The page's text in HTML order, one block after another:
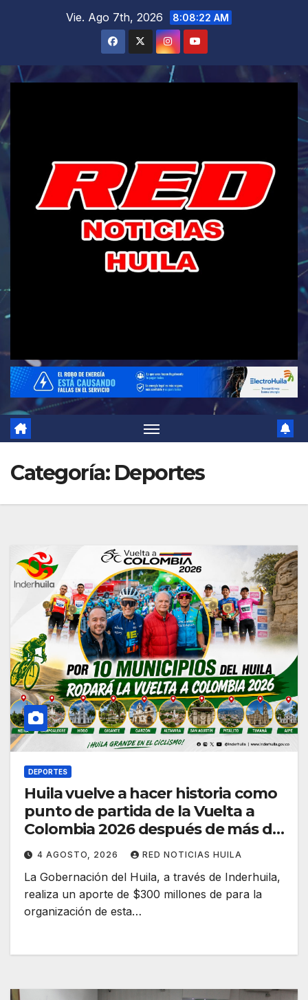
Vie. Ago 7th, 2026 8:08:24 AM
Categoría: Deportes
DEPORTES
Huila vuelve a hacer historia como
punto de partida de la Vuelta a
Colombia 2026 después de más de
dos décadas
4 AGOSTO, 2026 RED NOTICIAS HUILA
La Gobernación del Huila, a través de Inderhuila,
realiza un aporte de $300 millones de para la
organización de esta…